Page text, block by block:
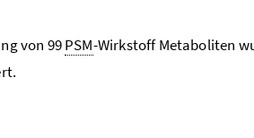
von 99PSM-Wirkstoff Metaboliten